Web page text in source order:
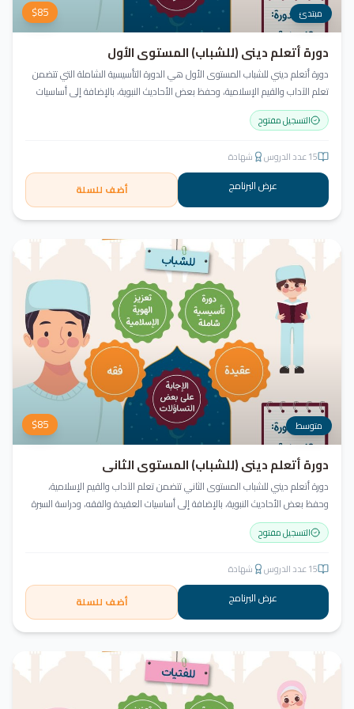
مبتدئ $85
دورة أتعلم ديني (للشباب) المستوى الأول
دورة أتعلم ديني للشباب المستوى الأول هي الدورة التأسيسية الشاملة التي تتضمن
تعلم الآداب والقيم الإسلامية، وحفظ بعض الأحاديث النبوية، بالإضافة إلى أساسيات
العقيدة والفقه، ودراسة السيرة النبوية (فقه، عقيدة، سيرة).
التسجيل مفتوح
15عدد الدروس شهادة
عرض البرنامج أضف للسلة
متوسط $85
دورة أتعلم ديني (للشباب) المستوى الثاني
دورة أتعلم ديني للشباب المستوى الثاني تتضمن تعلم الآداب والقيم الإسلامية،
وحفظ بعض الأحاديث النبوية، بالإضافة إلى أساسيات العقيدة والفقه، ودراسة السيرة
النبوية (فقه الصيام، عقيدة، سيرة).
التسجيل مفتوح
15عدد الدروس شهادة
عرض البرنامج أضف للسلة